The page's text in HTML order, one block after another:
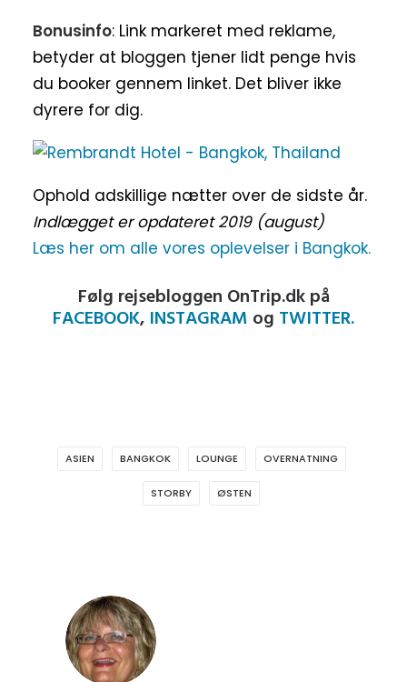
Bonusinfo: Link markeret med reklame,
betyder at bloggen tjener lidt penge hvis
du booker gennem linket. Det bliver ikke
dyrere for dig.
Ophold adskillige nætter over de sidste år.
Indlægget er opdateret 2019 (august)
Læs her om alle vores oplevelser i Bangkok.
Følg rejsebloggen OnTrip.dk på
FACEBOOK, INSTAGRAM og TWITTER.
ASIEN BANGKOK LOUNGE OVERNATNING
STORBY ØSTEN